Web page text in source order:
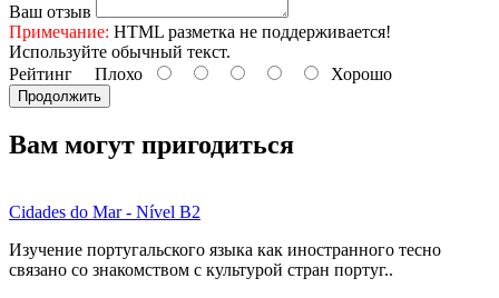
Ваш отзыв
Примечание: HTML разметка не поддерживается!
Используйте обычный текст.
Рейтинг Плохо Хорошо
Продолжить
Вам могут пригодиться
Cidades do Mar - Nível B2
Изучение португальского языка как иностранного тесно
связано со знакомством с культурой стран португ..